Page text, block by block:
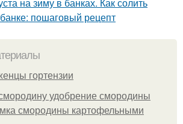
на зиму в банках. Как солить
пошаговый рецепт
гортензии
удобрение смородины
смородины картофельными